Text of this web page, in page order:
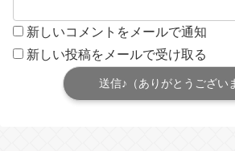
新しいコメントをメールで通知
新しい投稿をメールで受け取る